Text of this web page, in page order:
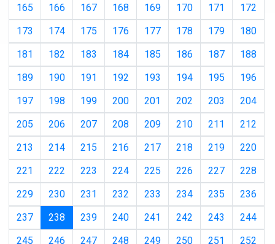
165
166 167 168 169 170 171
172
173
174 175 176 177 178 179
180
181
182 183 184 185 186 187
188
189
190 191 192 193 194 195
196
197
198 199 200 201 202 203
204
205
206 207 208 209 210 211
212
213
214 215 216 217 218 219
220
221
222 223 224 225 226 227
228
229
230 231 232 233 234 235
236
237
238 (current)
239 240 241 242 243
244
245
246 247 248 249 250 251
252